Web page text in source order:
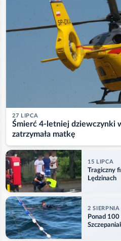
27 LIPCA
Śmierć 4-letniej dziewczynki
zatrzymała matkę
15 LIPCA
Tragiczny
Lędzinach
2 SIERPNIA
Ponad